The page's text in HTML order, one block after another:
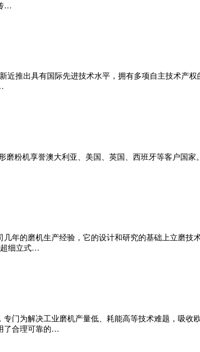
…
近推出具有国际先进技术水平，拥有多项自主技术产
磨粉机享誉澳大利亚、美国、英国、西班牙等客户国
几年的磨机生产经验，它的设计和研究的基础上立磨
细立式…
专门为解决工业磨机产量低、耗能高等技术难题，吸
了合理可靠的…